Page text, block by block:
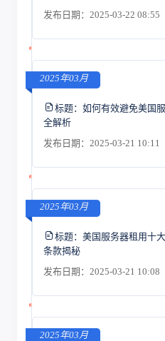
发布日期：2025-03-22 08:55
2025年03月
标题： 如何有效避免美国
全解析
发布日期：2025-03-21 10:11
2025年03月
标题： 美国服务器租用十
条款揭秘
发布日期：2025-03-21 10:08
2025年03月